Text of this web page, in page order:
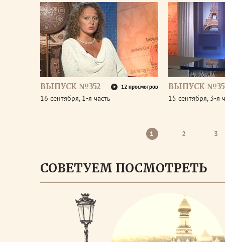
ВЫПУСК №352 12 просмотров
16 сентября, 1-я часть
ВЫПУСК
15 сентября, 3-я
1 2 3
СОВЕТУЕМ ПОСМОТРЕТЬ